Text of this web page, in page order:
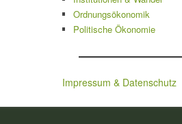
Ordnungsökonomik
Politische Ökonomie
Impressum & Datenschutz